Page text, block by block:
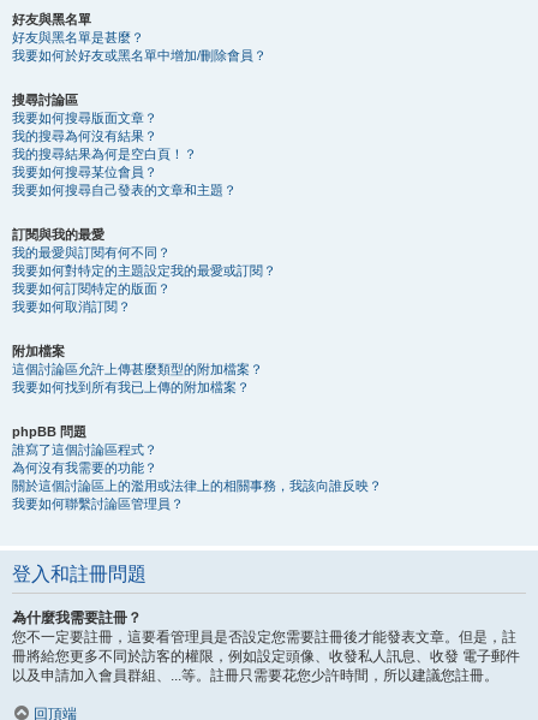
好友與黑名單
好友與黑名單是甚麼？
我要如何於好友或黑名單中增加/刪除會員？
搜尋討論區
我要如何搜尋版面文章？
我的搜尋為何沒有結果？
我的搜尋結果為何是空白頁！？
我要如何搜尋某位會員？
我要如何搜尋自己發表的文章和主題？
訂閱與我的最愛
我的最愛與訂閱有何不同？
我要如何對特定的主題設定我的最愛或訂閱？
我要如何訂閱特定的版面？
我要如何取消訂閱？
附加檔案
這個討論區允許上傳甚麼類型的附加檔案？
我要如何找到所有我已上傳的附加檔案？
phpBB 問題
誰寫了這個討論區程式？
為何沒有我需要的功能？
關於這個討論區上的濫用或法律上的相關事務，我該向誰反映？
我要如何聯繫討論區管理員？
登入和註冊問題
為什麼我需要註冊？
您不一定要註冊，這要看管理員是否設定您需要註冊後才能發表文章。但是，註
冊將給您更多不同於訪客的權限，例如設定頭像、收發私人訊息、收發 電子郵件
以及申請加入會員群組、...等。註冊只需要花您少許時間，所以建議您註冊。
回頂端